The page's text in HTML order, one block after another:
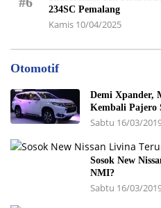
234SC Pemalang
Kamis 10/04/2025
Otomotif
Demi Xpander,
Kembali Pajero
Sabtu 16/03/
Sosok New
NMI?
Sabtu 16/03/